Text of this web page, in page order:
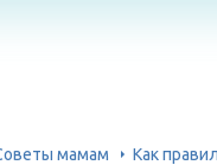
мамам Как